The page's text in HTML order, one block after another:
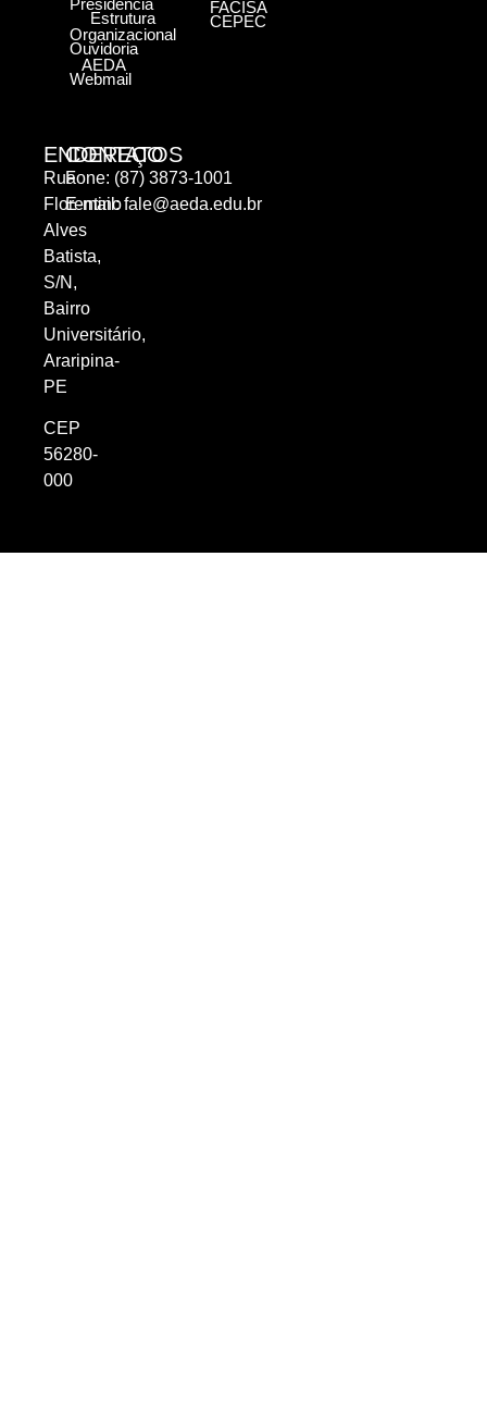
ENDEREÇO
Rua
Florentino
Alves
Batista,
S/N,
Bairro
Universitário,
Araripina-
PE
CEP
56280-
000
CONTATOS
Fone: (87) 3873-1001
E-mail:fale@aeda.edu.br
Estrutura
Organizacional
Ouvidoria
AEDA
Webmail
FACISA
CEPEC